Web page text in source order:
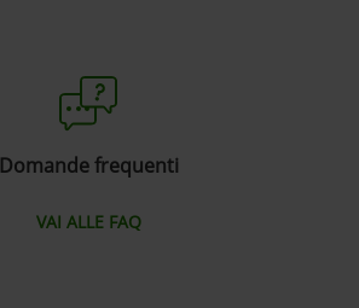
Domande frequenti
VAI ALLE FAQ